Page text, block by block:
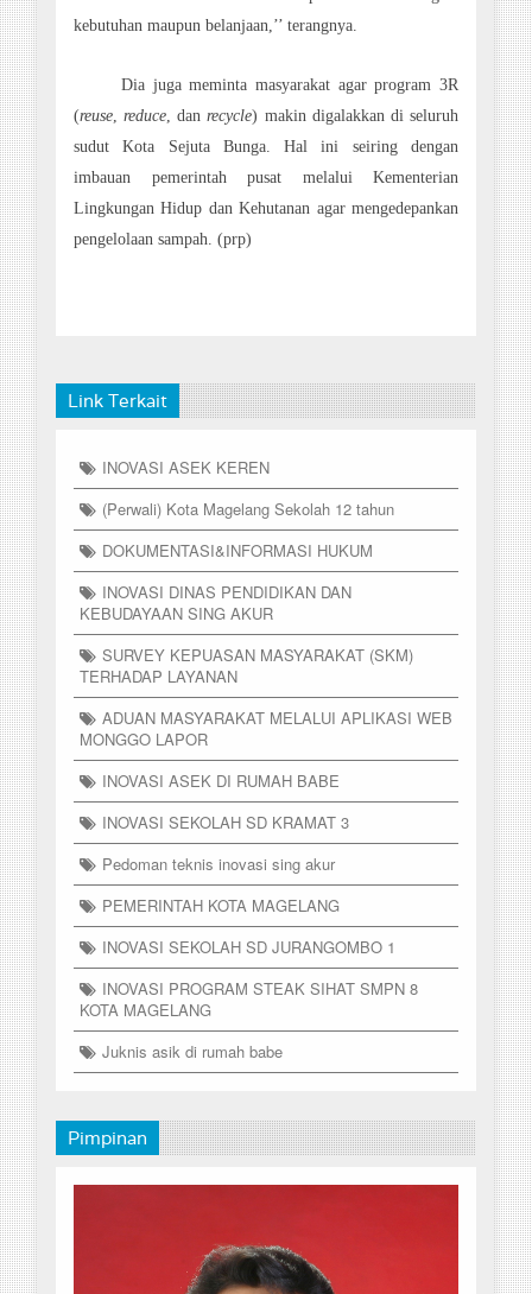
kebutuhan maupun belanjaan,’’ terangnya.
Dia juga meminta masyarakat agar program 3R
(reuse ,reduce , danrecycle) makin digalakkan di seluruh
sudut Kota Sejuta Bunga. Hal ini seiring dengan
imbauan pemerintah pusat melalui Kementerian
Lingkungan Hidup dan Kehutanan agar mengedepankan
pengelolaan sampah. (prp)
Link Terkait
INOVASI ASEK KEREN
(Perwali) Kota Magelang Sekolah 12 tahun
DOKUMENTASI&INFORMASI HUKUM
INOVASI DINAS PENDIDIKAN DAN
KEBUDAYAAN SING AKUR
SURVEY KEPUASAN MASYARAKAT (SKM)
TERHADAP LAYANAN
ADUAN MASYARAKAT MELALUI APLIKASI WEB
MONGGO LAPOR
INOVASI ASEK DI RUMAH BABE
INOVASI SEKOLAH SD KRAMAT 3
Pedoman teknis inovasi sing akur
PEMERINTAH KOTA MAGELANG
INOVASI SEKOLAH SD JURANGOMBO 1
INOVASI PROGRAM STEAK SIHAT SMPN 8
KOTA MAGELANG
Juknis asik di rumah babe
Pimpinan